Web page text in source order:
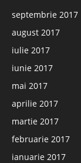
septembrie 2017
august 2017
iulie 2017
iunie 2017
mai 2017
aprilie 2017
martie 2017
februarie 2017
ianuarie 2017